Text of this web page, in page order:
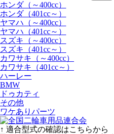
ホンダ（～400cc）
ホンダ（401cc～）
ヤマハ（～400cc）
ヤマハ（401cc～）
スズキ（～400cc）
スズキ（401cc～）
カワサキ（～400cc）
カワサキ（401cc～）
ハーレー
BMW
ドゥカティ
その他
ワケありパーツ
↑ 適合型式の確認はこちらから